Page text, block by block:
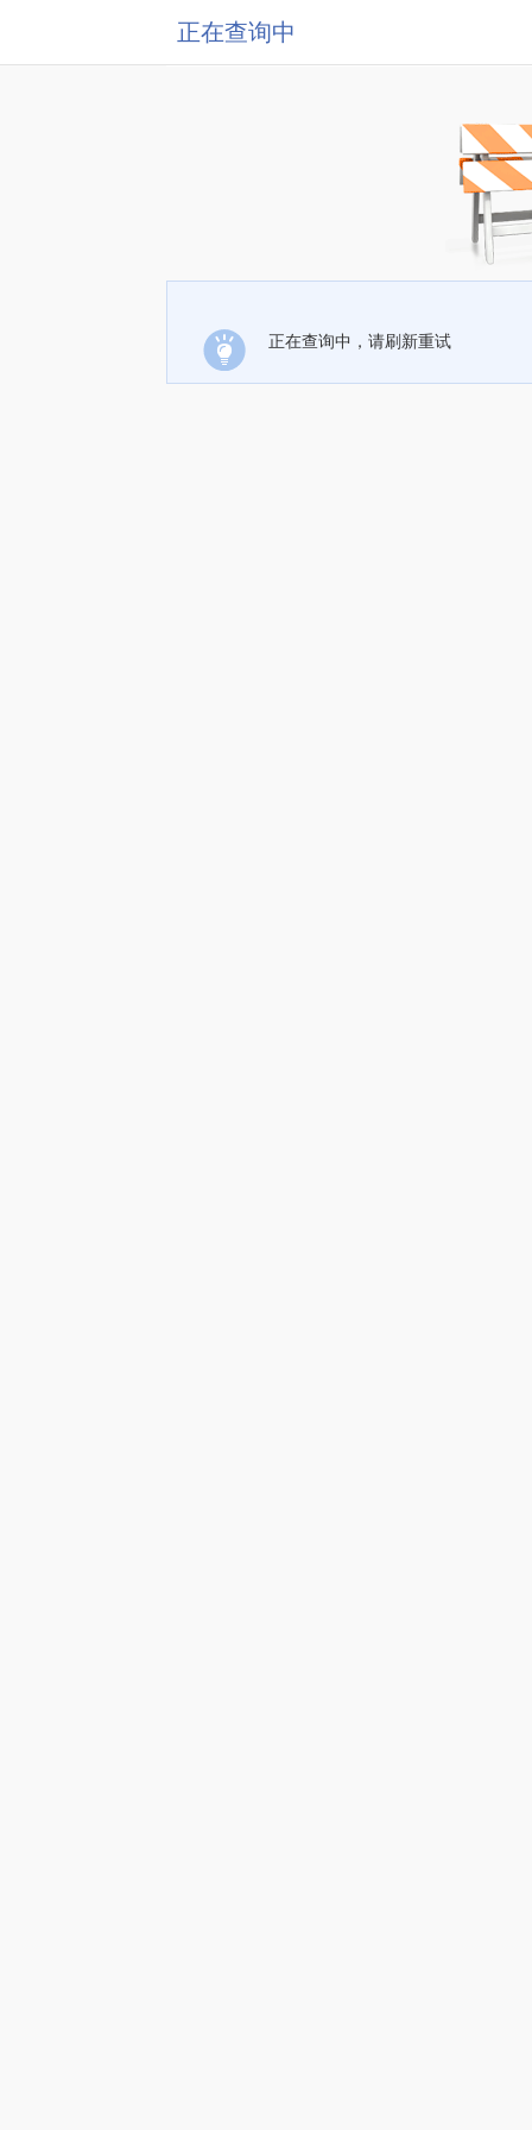
正在查询中
正在查询中，请刷新重试